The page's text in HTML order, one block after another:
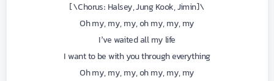
\[Chorus: Halsey, Jung Kook, Jimin\]
Oh my, my, my, oh my, my, my
I’ve waited all my life
I want to be with you through everything
Oh my, my, my, oh my, my, my